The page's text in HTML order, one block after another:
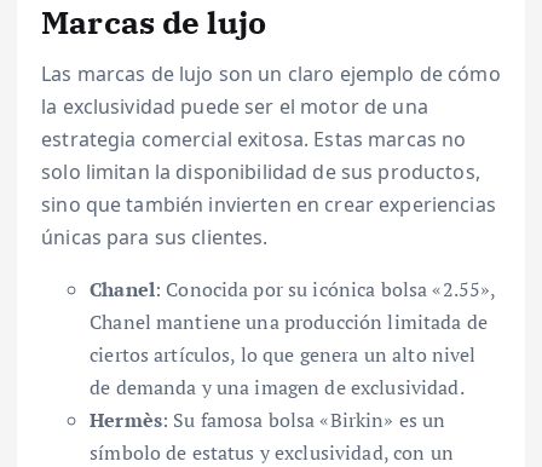
Marcas de lujo
Las marcas de lujo son un claro ejemplo de cómo
la exclusividad puede ser el motor de una
estrategia comercial exitosa. Estas marcas no
solo limitan la disponibilidad de sus productos,
sino que también invierten en crear experiencias
únicas para sus clientes.
Chanel: Conocida por su icónica bolsa «2.55»,
Chanel mantiene una producción limitada de
ciertos artículos, lo que genera un alto nivel
de demanda y una imagen de exclusividad.
Hermès: Su famosa bolsa «Birkin» es un
símbolo de estatus y exclusividad, con un